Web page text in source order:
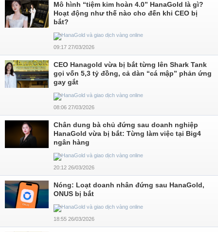
Mô hình “tiệm kim hoàn 4.0” HanaGold là gì?
Hoạt động như thế nào cho đến khi CEO bị
bắt?
09:17 27/03/2026
CEO Hanagold vừa bị bắt từng lên Shark Tank
gọi vốn 5,3 tỷ đồng, cả dàn “cá mập” phản ứng
gay gắt
08:06 27/03/2026
Chân dung bà chủ đứng sau doanh nghiệp
HanaGold vừa bị bắt: Từng làm việc tại Big4
ngân hàng
20:12 26/03/2026
Nóng: Loạt doanh nhân đứng sau HanaGold,
ONUS bị bắt
18:55 26/03/2026